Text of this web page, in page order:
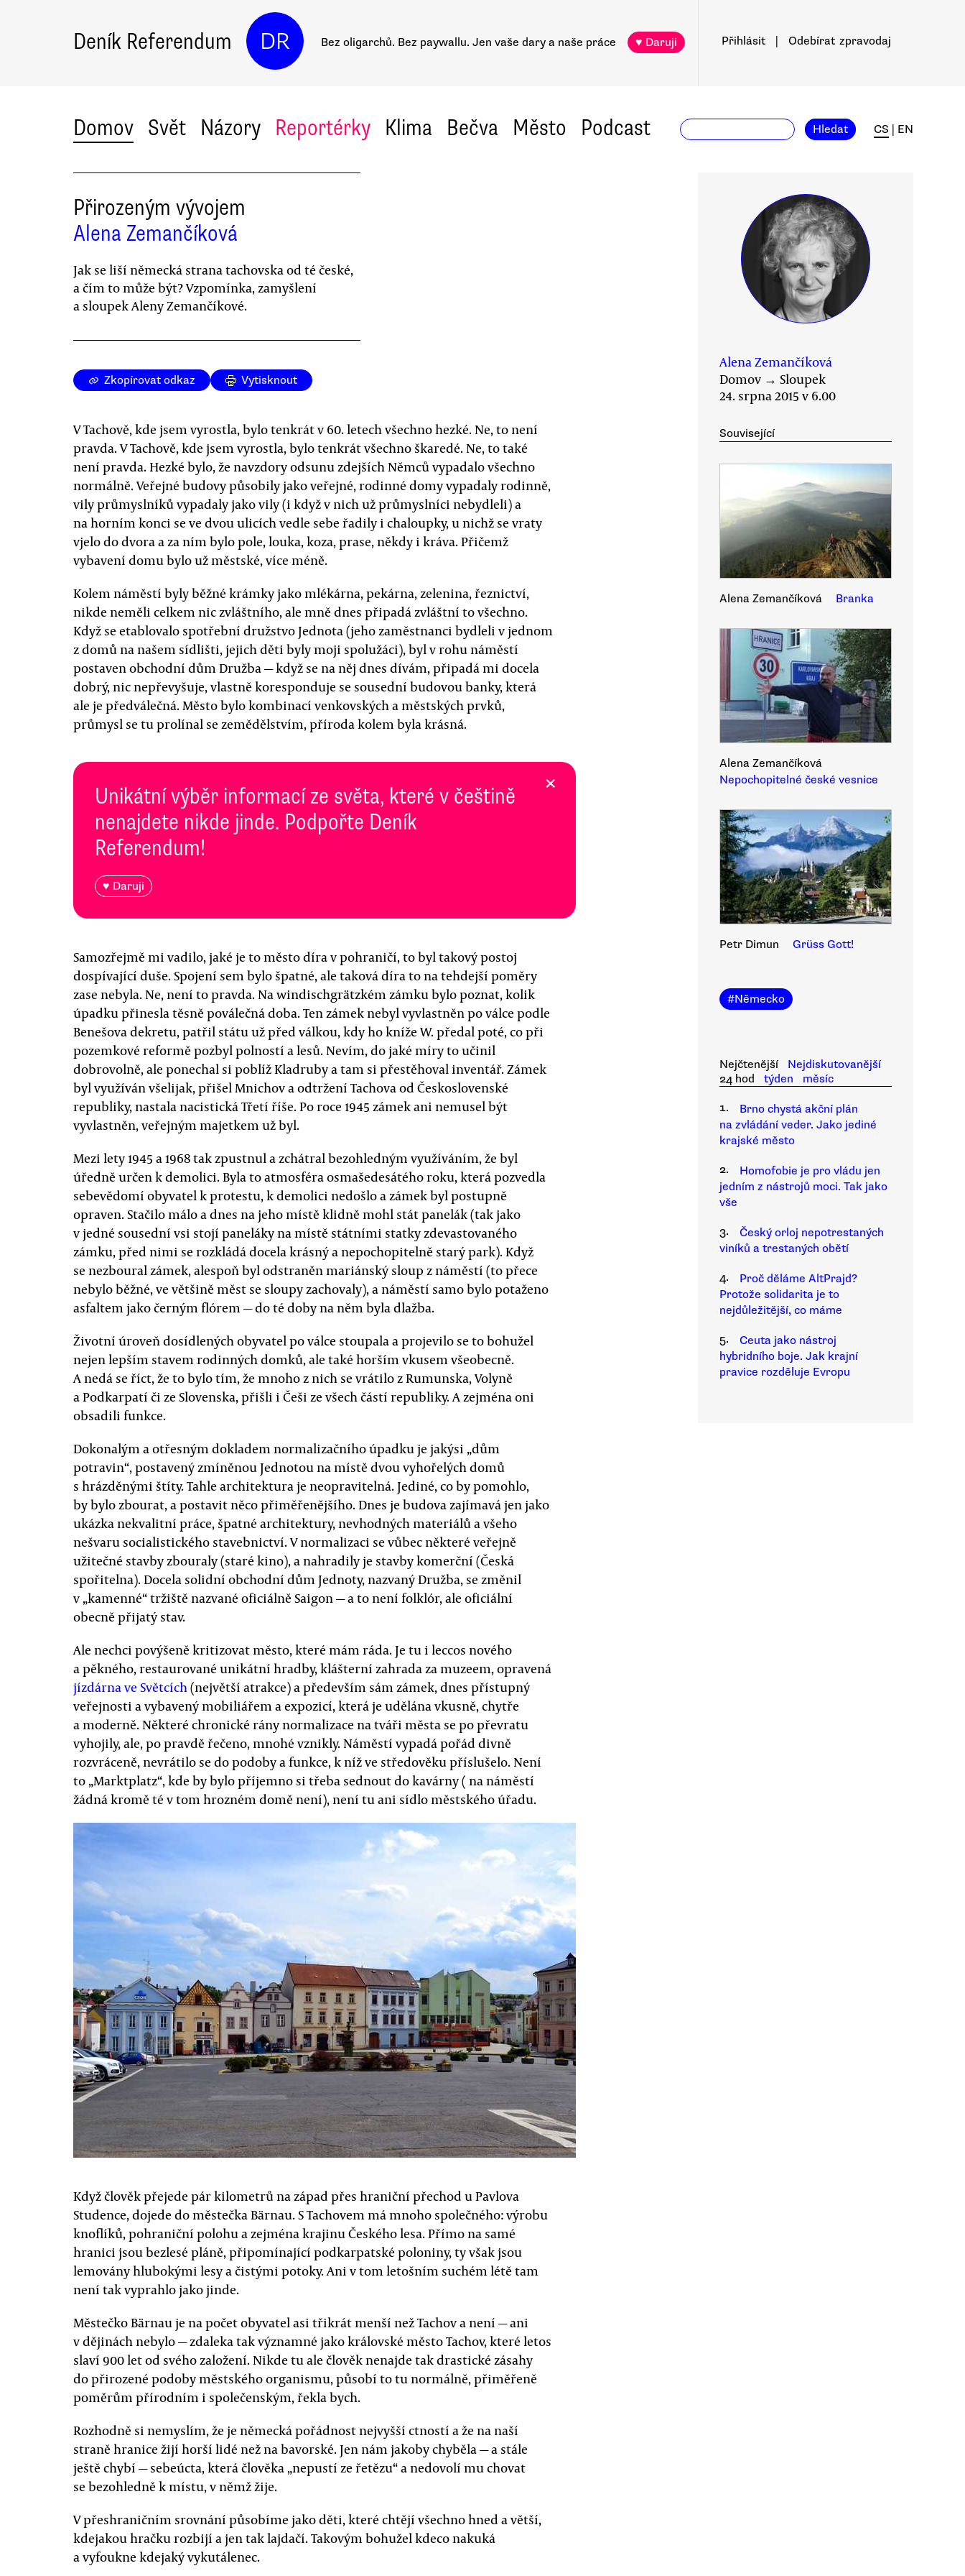
Deník Referendum DR Bez oligarchů. Bez paywallu. Jen vaše dary a naše práce ♥ Daruji Přihlásit Odebírat zpravodaj
Domov Svět Názory Reportérky Klima Bečva Město Podcast Hledat CS EN
Přirozeným vývojem
Alena Zemančíková
Jak se liší německá strana tachovska od té české,
a čím to může být? Vzpomínka, zamyšlení
a sloupek Aleny Zemančíkové.
Zkopírovat odkaz Vytisknout
V Tachově, kde jsem vyrostla, bylo tenkrát v 60. letech všechno hezké. Ne, to není
pravda. V Tachově, kde jsem vyrostla, bylo tenkrát všechno škaredé. Ne, to také
není pravda. Hezké bylo, že navzdory odsunu zdejších Němců vypadalo všechno
normálně. Veřejné budovy působily jako veřejné, rodinné domy vypadaly rodinně,
vily průmyslníků vypadaly jako vily (i když v nich už průmyslníci nebydleli) a
na horním konci se ve dvou ulicích vedle sebe řadily i chaloupky, u nichž se vraty
vjelo do dvora a za ním bylo pole, louka, koza, prase, někdy i kráva. Přičemž
vybavení domu bylo už městské, více méně.
Kolem náměstí byly běžné krámky jako mlékárna, pekárna, zelenina, řeznictví,
nikde neměli celkem nic zvláštního, ale mně dnes připadá zvláštní to všechno.
Když se etablovalo spotřební družstvo Jednota (jeho zaměstnanci bydleli v jednom
z domů na našem sídlišti, jejich děti byly moji spolužáci), byl v rohu náměstí
postaven obchodní dům Družba — když se na něj dnes dívám, připadá mi docela
dobrý, nic nepřevyšuje, vlastně koresponduje se sousední budovou banky, která
ale je předválečná. Město bylo kombinací venkovských a městských prvků,
průmysl se tu prolínal se zemědělstvím, příroda kolem byla krásná.
Unikátní výběr informací ze světa, které v češtině
nenajdete nikde jinde. Podpořte Deník
Referendum!
♥ Daruji
×
Samozřejmě mi vadilo, jaké je to město díra v pohraničí, to byl takový postoj
dospívající duše. Spojení sem bylo špatné, ale taková díra to na tehdejší poměry
zase nebyla. Ne, není to pravda. Na windischgrätzkém zámku bylo poznat, kolik
úpadku přinesla těsně poválečná doba. Ten zámek nebyl vyvlastněn po válce podle
Benešova dekretu, patřil státu už před válkou, kdy ho kníže W. předal poté, co při
pozemkové reformě pozbyl polností a lesů. Nevím, do jaké míry to učinil
dobrovolně, ale ponechal si poblíž Kladruby a tam si přestěhoval inventář. Zámek
byl využíván všelijak, přišel Mnichov a odtržení Tachova od Československé
republiky, nastala nacistická Třetí říše. Po roce 1945 zámek ani nemusel být
vyvlastněn, veřejným majetkem už byl.
Mezi lety 1945 a 1968 tak zpustnul a zchátral bezohledným využíváním, že byl
úředně určen k demolici. Byla to atmosféra osmašedesátého roku, která pozvedla
sebevědomí obyvatel k protestu, k demolici nedošlo a zámek byl postupně
opraven. Stačilo málo a dnes na jeho místě klidně mohl stát panelák (tak jako
v jedné sousední vsi stojí paneláky na místě státními statky zdevastovaného
zámku, před nimi se rozkládá docela krásný a nepochopitelně starý park). Když
se nezboural zámek, alespoň byl odstraněn mariánský sloup z náměstí (to přece
nebylo běžné, ve většině měst se sloupy zachovaly), a náměstí samo bylo potaženo
asfaltem jako černým flórem — do té doby na něm byla dlažba.
Životní úroveň dosídlených obyvatel po válce stoupala a projevilo se to bohužel
nejen lepším stavem rodinných domků, ale také horším vkusem všeobecně.
A nedá se říct, že to bylo tím, že mnoho z nich se vrátilo z Rumunska, Volyně
a Podkarpatí či ze Slovenska, přišli i Češi ze všech částí republiky. A zejména oni
obsadili funkce.
Dokonalým a otřesným dokladem normalizačního úpadku je jakýsi „dům
potravin“, postavený zmíněnou Jednotou na místě dvou vyhořelých domů
s hrázděnými štíty. Tahle architektura je neopravitelná. Jediné, co by pomohlo,
by bylo zbourat, a postavit něco přiměřenějšího. Dnes je budova zajímavá jen jako
ukázka nekvalitní práce, špatné architektury, nevhodných materiálů a všeho
nešvaru socialistického stavebnictví. V normalizaci se vůbec některé veřejně
užitečné stavby zbouraly (staré kino), a nahradily je stavby komerční (Česká
spořitelna). Docela solidní obchodní dům Jednoty, nazvaný Družba, se změnil
v „kamenné“ tržiště nazvané oficiálně Saigon — a to není folklór, ale oficiální
obecně přijatý stav.
Ale nechci povýšeně kritizovat město, které mám ráda. Je tu i leccos nového
a pěkného, restaurované unikátní hradby, klášterní zahrada za muzeem, opravená
jízdárna ve Světcích(největší atrakce) a především sám zámek, dnes přístupný
veřejnosti a vybavený mobiliářem a expozicí, která je udělána vkusně, chytře
a moderně. Některé chronické rány normalizace na tváři města se po převratu
vyhojily, ale, po pravdě řečeno, mnohé vznikly. Náměstí vypadá pořád divně
rozvráceně, nevrátilo se do podoby a funkce, k níž ve středověku příslušelo. Není
to „Marktplatz“, kde by bylo příjemno si třeba sednout do kavárny ( na náměstí
žádná kromě té v tom hrozném domě není), není tu ani sídlo městského úřadu.
Když člověk přejede pár kilometrů na západ přes hraniční přechod u Pavlova
Studence, dojede do městečka Bärnau. S Tachovem má mnoho společného: výrobu
knoflíků, pohraniční polohu a zejména krajinu Českého lesa. Přímo na samé
hranici jsou bezlesé pláně, připomínající podkarpatské poloniny, ty však jsou
lemovány hlubokými lesy a čistými potoky. Ani v tom letošním suchém létě tam
není tak vyprahlo jako jinde.
Městečko Bärnau je na počet obyvatel asi třikrát menší než Tachov a není — ani
v dějinách nebylo — zdaleka tak významné jako královské město Tachov, které letos
slaví 900 let od svého založení. Nikde tu ale člověk nenajde tak drastické zásahy
do přirozené podoby městského organismu, působí to tu normálně, přiměřeně
poměrům přírodním i společenským, řekla bych.
Rozhodně si nemyslím, že je německá pořádnost nejvyšší ctností a že na naší
straně hranice žijí horší lidé než na bavorské. Jen nám jakoby chyběla — a stále
ještě chybí — sebeúcta, která člověka „nepustí ze řetězu“ a nedovolí mu chovat
se bezohledně k místu, v němž žije.
V přeshraničním srovnání působíme jako děti, které chtějí všechno hned a větší,
kdejakou hračku rozbijí a jen tak lajdačí. Takovým bohužel kdeco nakuká
a vyfoukne kdejaký vykutálenec.
Alena Zemančíková
Domov → Sloupek
24. srpna 2015 v 6.00
Související
Alena Zemančíková Branka
Alena Zemančíková
Nepochopitelné české vesnice
Petr Dimun Grüss Gott!
#Německo
Nejčtenější
Nejdiskutovanější
24 hod
týden
měsíc
1.
Brno chystá akční plán
na zvládání veder. Jako jediné
krajské město
2.
Homofobie je pro vládu jen
jedním z nástrojů moci. Tak jako
vše
3.
Český orloj nepotrestaných
viníků a trestaných obětí
4.
Proč děláme AltPrajd?
Protože solidarita je to
nejdůležitější, co máme
5.
Ceuta jako nástroj
hybridního boje. Jak krajní
pravice rozděluje Evropu